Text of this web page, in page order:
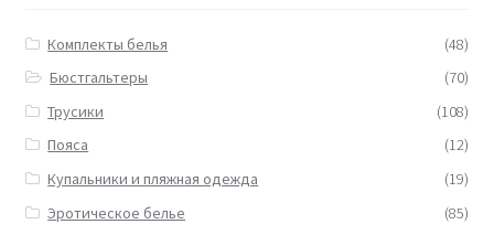
Комплекты белья
(48)
Бюстгальтеры
(70)
Трусики
(108)
Пояса
(12)
Купальники и пляжная одежда
(19)
Эротическое белье
(85)